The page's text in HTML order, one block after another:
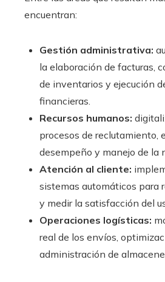
encuentran:
Gestión administrativa:
la elaboración de facturas,
de inventarios y ejecución
financieras.
Recursos humanos:
procesos de reclutamiento,
desempeño y manejo de la
Atención al cliente:
sistemas automáticos para
y medir la satisfacción del
Operaciones logísticas:
real de los envíos,
administración de